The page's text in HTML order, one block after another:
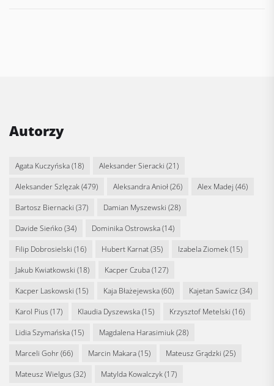
Autorzy
Agata Kuczyńska(18) Aleksander Sieracki (21)
Aleksander Szlęzak(479) Aleksandra Anioł(26) Alex Madej (46)
Bartosz Biernacki (37) Damian Myszewski (28)
Davide Sieńko(34) Dominika Ostrowska(14)
Filip Dobrosielski (16) Hubert Karnat(35) Izabela Ziomek(15)
Jakub Kwiatkowski (18) Kacper Czuba(127)
Kacper Laskowski (15) Kaja Błażejewska(60) Kajetan Sawicz (34)
Karol Pius (17) Klaudia Dyszewska(15) Krzysztof Metelski (16)
Lidia Szymańska(15) Magdalena Harasimiuk(28)
Marceli Gohr(66) Marcin Makara(15) Mateusz Grądzki (25)
Mateusz Wielgus (32) Matylda Kowalczyk(17)